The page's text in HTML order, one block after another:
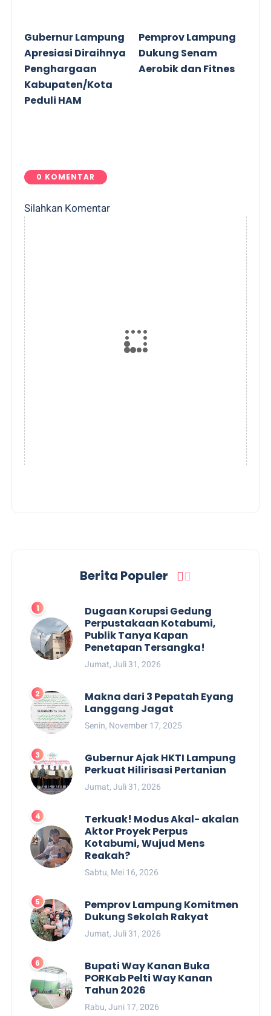
Gubernur Lampung
Apresiasi Diraihnya
Penghargaan
Kabupaten/Kota
Peduli HAM
Pemprov Lampung
Dukung Senam
Aerobik dan Fitnes
0 KOMENTAR
Silahkan Komentar
Berita Populer
Dugaan Korupsi Gedung
Perpustakaan Kotabumi,
Publik Tanya Kapan
Penetapan Tersangka!
Jumat, Juli 31, 2026
Makna dari 3 Pepatah Eyang
Langgang Jagat
Senin, November 17, 2025
Gubernur Ajak HKTI Lampung
Perkuat Hilirisasi Pertanian
Jumat, Juli 31, 2026
Terkuak! Modus Akal- akalan
Aktor Proyek Perpus
Kotabumi, Wujud Mens
Reakah?
Sabtu, Mei 16, 2026
Pemprov Lampung Komitmen
Dukung Sekolah Rakyat
Jumat, Juli 31, 2026
Bupati Way Kanan Buka
PORKab Pelti Way Kanan
Tahun 2026
Rabu, Juni 17, 2026